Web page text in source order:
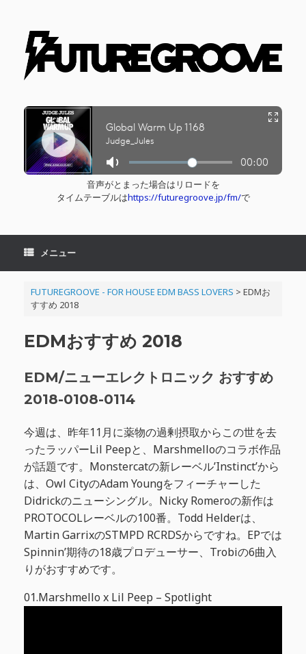
音声がとまった場合はリロードを
タイムテーブルはhttps://futuregroove.jp/fm/で
メニュー
FUTUREGROOVE - FOR HOUSE EDM BASS LOVERS > EDMお
すすめ 2018
EDMおすすめ 2018
EDM/ニューエレクトロニック おすすめ
2018-0108-0114
今週は、昨年11月に薬物の過剰摂取からこの世を去
ったラッパーLil Peepと、Marshmelloのコラボ作品
が話題です。Monstercatの新レーベル’Instinct’から
は、Owl CityのAdam Youngをフィーチャーした
Didrickのニューシングル。Nicky Romeroの新作は
PROTOCOLレーベルの100番。Todd Helderは、
Martin GarrixのSTMPD RCRDSからですね。EPでは
Spinnin’期待の18歳プロデューサー、Trobiの6曲入
りがおすすめです。
01.Marshmello x Lil Peep – Spotlight